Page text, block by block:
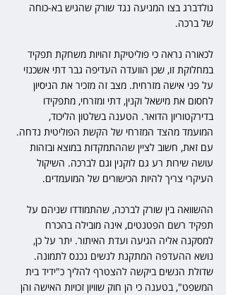
גולדברג בצו המניעה נגד שורק שהגיש בא-כוחה
של ברכה.
לכאורה נראה כי פוליטיקת זהויות משחקת תפקיד
במחלוקת זו, שכן הוועדה העדיפה גבר דתי אשכנזי
על פני אישה מזרחית. מצב זה מזכיר את הניסיון
לחסום את מישאל וקנין, דתי ומזרחי, מתפקידו
בדירקטוריון הדואר. הטענה בשלטון הליכוד,
המועמד מהצד המזרחי של הקשת הפוליטית נדחה.
עם זאת, חשוב לציין שההתמקדות במוצא ובזהות
עושה שירות רע גם לוקנין וגם לברכה. השיקול
העיקרי צריך להיות הכישורים של המועמדים.
ההשוואה בין שורק לברכה, שהתמודדו שניהם על
תפקיד רשם הפטנטים, אינה מובילה בהכרח
למסקנה אליה הגיעה ועדת האיתור. יתר על כן,
נושא ההעדפה המתקנת לנשים נכנס לתמונה.
שדולת הנשים ביקשה להצטרף להליך כ"ידיד בית
המשפט", בטענה כי הן חוק שוויון זכויות האישה והן